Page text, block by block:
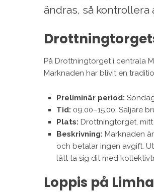
ändras, så
På Drottningtorget i centrala
Marknaden har blivit en
Preliminär period:
Tid: 09.00–15.00. Säljare
Plats: Drottningtorget,
Beskrivning: Marknaden
och betalar ingen avgift.
lätt ta sig dit med
Loppis på